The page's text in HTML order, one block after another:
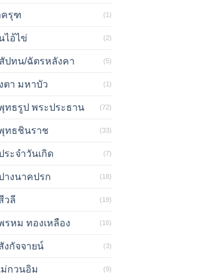
รุฑ (1)
ไอ้ไข่ (2)
ปทน/ฉัตรหลังคา (5)
ตา มหาบัว (1)
ทธรูป พระประธาน (72)
ทธชินราช (33)
ระจำวันเกิด (7)
างนาคปรก (18)
วลี (19)
รหม ทองเหลือง (16)
งกัจจายน์ (3)
ม่กวนอิม (9)